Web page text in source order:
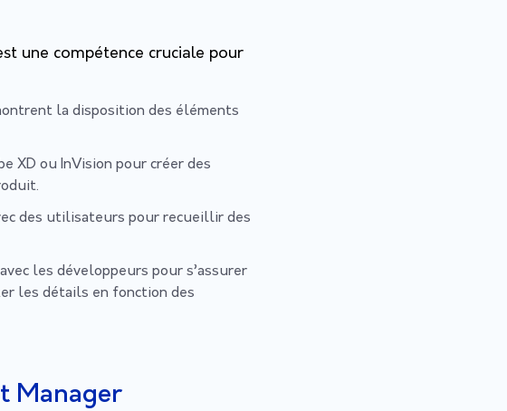
une compétence cruciale pour
la disposition des éléments
XD ou InVision pour créer des
des utilisateurs pour recueillir des
les développeurs pour s’assurer
les détails en fonction des
Manager